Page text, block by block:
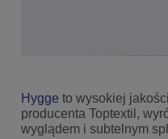
Hygge to wysokiej
producenta Toptextil,
wyglądem i subtelnym